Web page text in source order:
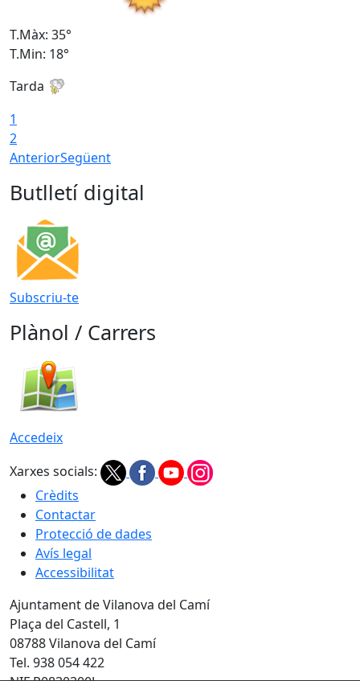
T.Màx: 35°
T.Min: 18°
Tarda
1
2
AnteriorSegüent
Butlletí digital
Subscriu-te
Plànol / Carrers
Accedeix
Xarxes socials:
Crèdits
Contactar
Protecció de dades
Avís legal
Accessibilitat
Ajuntament de Vilanova del Camí
Plaça del Castell, 1
08788 Vilanova del Camí
Tel. 938 054 422